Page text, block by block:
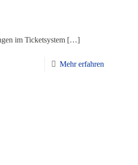
im Ticketsystem […]
Mehr erfahren